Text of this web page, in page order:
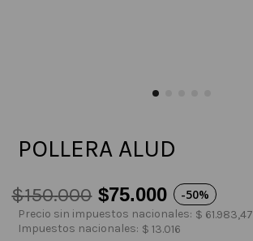
POLLERA ALUD
$150.000 $75.000 -50%
Precio sin impuestos nacionales: $ 61.983,47
Impuestos nacionales: $ 13.016